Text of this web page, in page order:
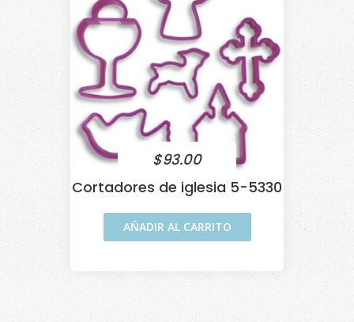
$93.00
Cortadores de iglesia 5-5330
AÑADIR AL CARRITO